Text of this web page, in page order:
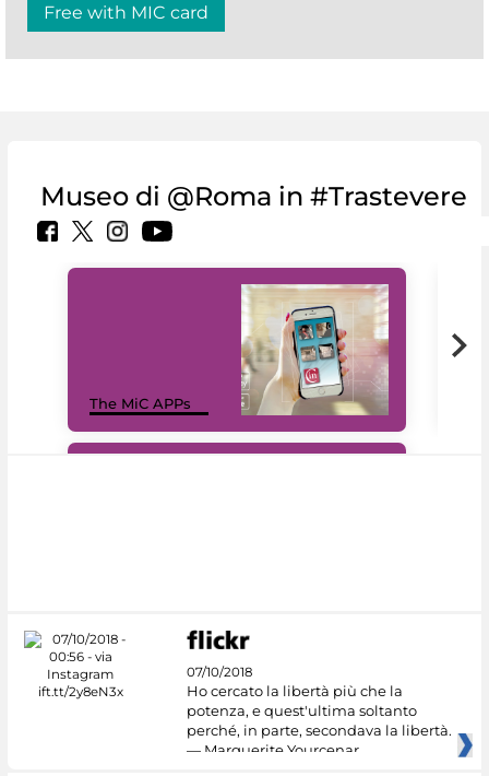
Free with MIC card
Museo di @Roma in #Trastevere
The MiC APPs
07/10/2018
Ho cercato la libertà più che la
potenza, e quest'ultima soltanto
perché, in parte, secondava la libertà.
— Marguerite Yourcenar